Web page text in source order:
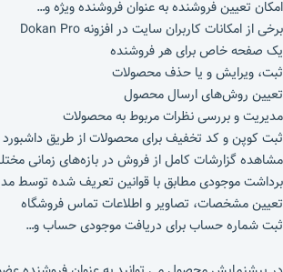
امکان تعیین فروشنده به عنوان فروشنده ویژه و…
برخی از امکانات کاربران سایت در افزونه Dokan Pro
یک صفحه خاص برای هر فروشنده
ثبت، ویرایش و یا حذف محصولات
تعیین روش‌های ارسال محصول
مدیریت و بررسی نظرات مربوط به محصولات
ثبت کوپن و کد تخفیف برای محصولات از طریق داشبورد
مشاهده گزارشات کامل از فروش در بازه‌های زمانی
برداشت موجودی مطابق با قوانین تعریف شده توسط
تعیین مشخصات، تصاویر و اطلاعات تماس فروشگاه
ثبت شماره حساب برای دریافت موجودی حساب و…